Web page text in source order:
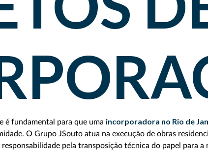
é fundamental para que uma incorporadora no Rio de
O Grupo JSouto atua na execução de obras
pela transposição técnica do papel para